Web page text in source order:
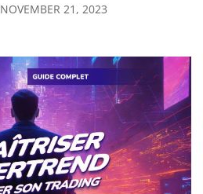
NOVEMBER 21, 2023